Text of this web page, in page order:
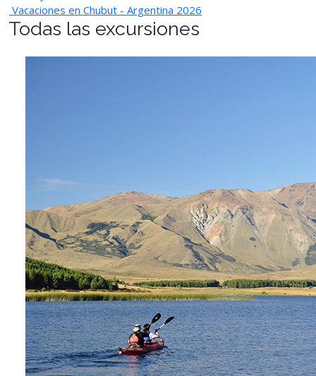
Vacaciones en Chubut - Argentina 2026
Todas las excursiones